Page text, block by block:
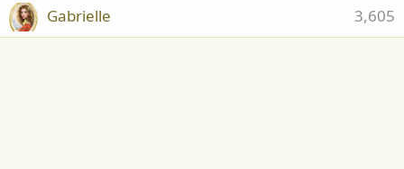
3,605
Gabrielle